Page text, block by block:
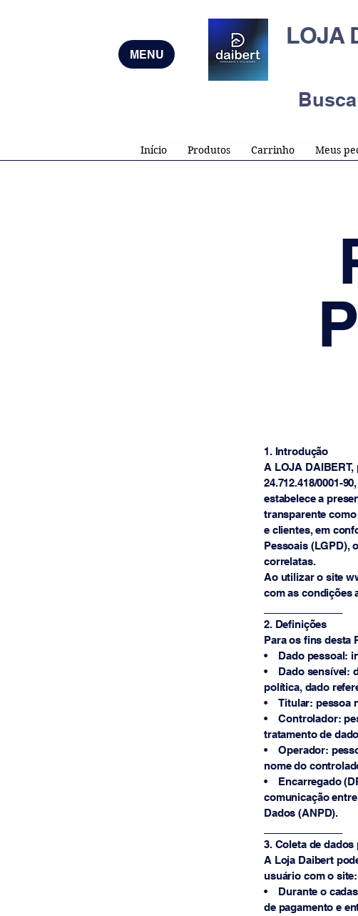
MENU
LOJA
Busca
Início Produtos Carrinho Meus
1. Introdução
A LOJA
24.712.418/0001-
estabelece a
transparente
e clientes, em
Pessoais (LGPD),
correlatas.
Ao utilizar o site
com as condições
2. Definições
Para os fins desta
• Dado pessoal:
• Dado sensível:
política, dado
• Titular: pessoa
• Controlador:
tratamento de
• Operador:
nome do
• Encarregado
comunicação
Dados (ANPD).
3. Coleta de dados
A Loja Daibert
usuário com o site:
• Durante o
de pagamento e